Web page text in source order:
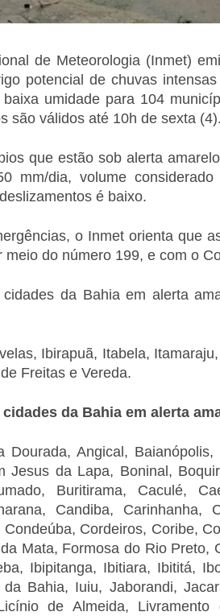
de Meteorologia (Inmet)
potencial de chuvas
umidade para 104
são válidos até 10h de sexta (4).
que estão sob alerta
mm/dia, volume
é baixo.
o Inmet orienta que
meio do número 199, e com o
da Bahia em alerta
Ibirapuã, Itabela,
Freitas e Vereda.
da Bahia em alerta
Dourada, Angical,
Jesus da Lapa, Boninal,
Buritirama, Caculé,
Candiba, Carinhanha,
Condeúba, Cordeiros, Coribe,
Mata, Formosa do Rio Preto,
Ibipitanga, Ibitiara, Ibititá,
da Bahia, Iuiu, Jaborandi,
de Almeida,